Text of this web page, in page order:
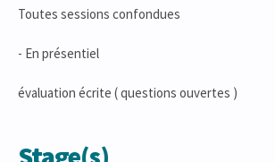
Toutes sessions confondues
- En présentiel
évaluation écrite ( questions ouvertes )